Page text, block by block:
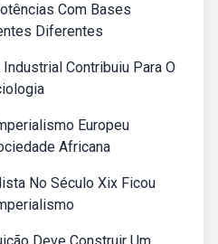
Com Bases
Diferentes
Contribuiu Para O
Europeu
Africana
No Século Xix Ficou